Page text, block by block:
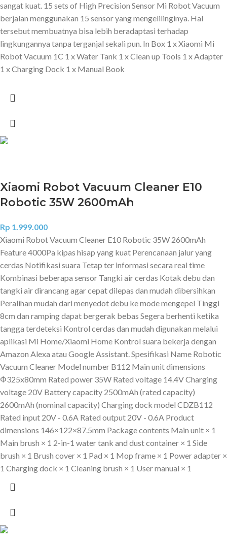
sangat kuat. 15 sets of High Precision Sensor Mi Robot Vacuum
berjalan menggunakan 15 sensor yang mengelilinginya. Hal
tersebut membuatnya bisa lebih beradaptasi terhadap
lingkungannya tanpa terganjal sekali pun. In Box 1 x Xiaomi Mi
Robot Vacuum 1C 1 x Water Tank 1 x Clean up Tools 1 x Adapter
1 x Charging Dock 1 x Manual Book
Xiaomi Robot Vacuum Cleaner E10
Robotic 35W 2600mAh
Rp 1.999.000
Xiaomi Robot Vacuum Cleaner E10 Robotic 35W 2600mAh
Feature 4000Pa kipas hisap yang kuat Perencanaan jalur yang
cerdas Notifikasi suara Tetap ter informasi secara real time
Kombinasi beberapa sensor Tangki air cerdas Kotak debu dan
tangki air dirancang agar cepat dilepas dan mudah dibersihkan
Peralihan mudah dari menyedot debu ke mode mengepel Tinggi
8cm dan ramping dapat bergerak bebas Segera berhenti ketika
tangga terdeteksi Kontrol cerdas dan mudah digunakan melalui
aplikasi Mi Home/Xiaomi Home Kontrol suara bekerja dengan
Amazon Alexa atau Google Assistant. Spesifikasi Name Robotic
Vacuum Cleaner Model number B112 Main unit dimensions
Φ325x80mm Rated power 35W Rated voltage 14.4V Charging
voltage 20V Battery capacity 2500mAh (rated capacity)
2600mAh (nominal capacity) Charging dock model CDZB112
Rated input 20V - 0.6A Rated output 20V - 0.6A Product
dimensions 146×122×87.5mm Package contents Main unit × 1
Main brush × 1 2-in-1 water tank and dust container × 1 Side
brush × 1 Brush cover × 1 Pad × 1 Mop frame × 1 Power adapter ×
1 Charging dock × 1 Cleaning brush × 1 User manual × 1